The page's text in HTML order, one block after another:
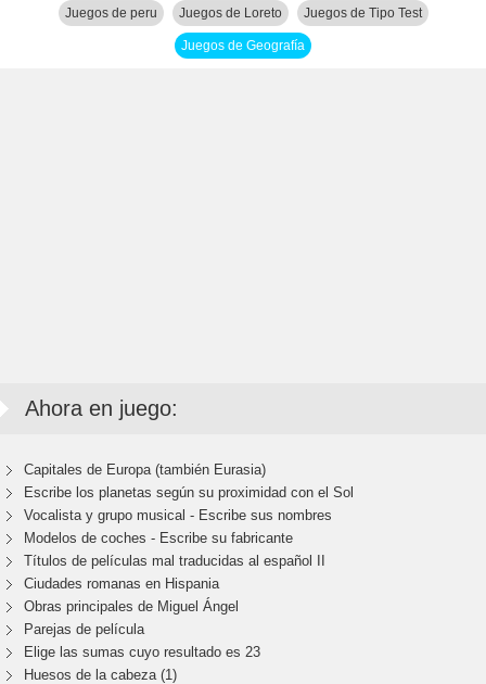
Juegos de peru Juegos de Loreto Juegos de Tipo Test
Juegos de Geografía
Ahora en juego:
Capitales de Europa (también Eurasia)
Escribe los planetas según su proximidad con el Sol
Vocalista y grupo musical - Escribe sus nombres
Modelos de coches - Escribe su fabricante
Títulos de películas mal traducidas al español II
Ciudades romanas en Hispania
Obras principales de Miguel Ángel
Parejas de película
Elige las sumas cuyo resultado es 23
Huesos de la cabeza (1)